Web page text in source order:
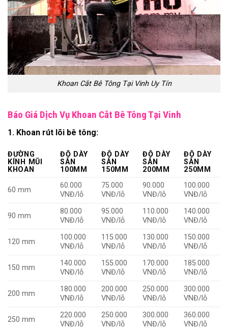
Khoan Cắt Bê Tông Tại Vinh Uy Tín
Báo Giá Dịch Vụ Khoan Cắt Bê Tông Tại Vinh
1. Khoan rút lõi bê tông:
ĐƯỜNG
KÍNH MŨI
KHOAN
ĐỘ DÀY
SÀN
100MM
ĐỘ DÀY
SÀN
150MM
ĐỘ DÀY
SÀN
200MM
ĐỘ DÀY
SÀN
250MM
60 mm
60.000
VNĐ/lỗ
75.000
VNĐ/lỗ
90.000
VNĐ/lỗ
100.000
VNĐ/lỗ
90 mm
80.000
VNĐ/lỗ
95.000
VNĐ/lỗ
110.000
VNĐ/lỗ
140.000
VNĐ/lỗ
120 mm
100.000
VNĐ/lỗ
115.000
VNĐ/lỗ
130.000
VNĐ/lỗ
150.000
VNĐ/lỗ
150 mm
140.000
VNĐ/lỗ
155.000
VNĐ/lỗ
170.000
VNĐ/lỗ
185.000
VNĐ/lỗ
200 mm
180.000
VNĐ/lỗ
200.000
VNĐ/lỗ
250.000
VNĐ/lỗ
300.000
VNĐ/lỗ
250 mm
220.000
VNĐ/lỗ
250.000
VNĐ/lỗ
300.000
VNĐ/lỗ
360.000
VNĐ/lỗ